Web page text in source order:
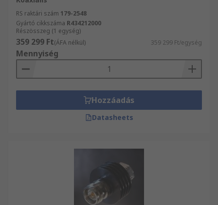
RS raktári szám 179-2548
Gyártó cikkszáma R434212000
Részösszeg (1 egység)
359 299 Ft(ÁFA nélkül) 359 299 Ft/egység
Mennyiség
Hozzáadás
Datasheets